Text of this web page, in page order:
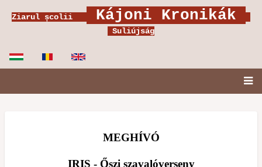
Ziarul școlii Kájoni Kronikák
Suliújság
MEGHÍVÓ
IRIS - Őszi szavalóverseny